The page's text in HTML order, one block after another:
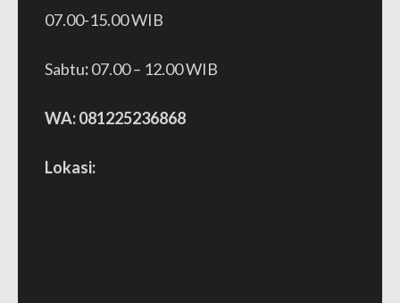
07.00-15.00 WIB
Sabtu:07.00 – 12.00 WIB
WA: 081225236868
Lokasi: